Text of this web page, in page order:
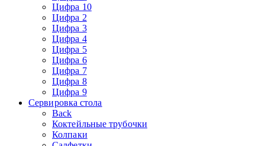
Цифра 10
Цифра 2
Цифра 3
Цифра 4
Цифра 5
Цифра 6
Цифра 7
Цифра 8
Цифра 9
Сервировка стола
Back
Коктейльные трубочки
Колпаки